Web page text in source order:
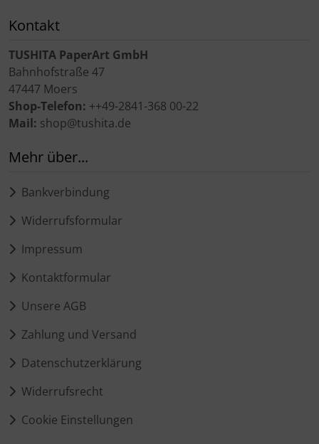
Kontakt
TUSHITA PaperArt GmbH
Bahnhofstraße 47
47447 Moers
Shop-Telefon: ++49-2841-368 00-22
Mail: shop@tushita.de
Mehr über...
Bankverbindung
Widerrufsformular
Impressum
Kontaktformular
Unsere AGB
Zahlung und Versand
Datenschutzerklärung
Widerrufsrecht
Cookie Einstellungen